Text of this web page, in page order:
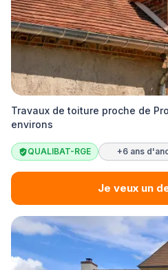
Travaux de toiture proche de
environs
QUALIBAT-RGE +6 ans
Je veux un